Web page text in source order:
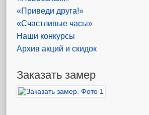
«Приведи друга!»
«Счастливые часы»
Наши конкурсы
Архив акций и скидок
Заказать замер